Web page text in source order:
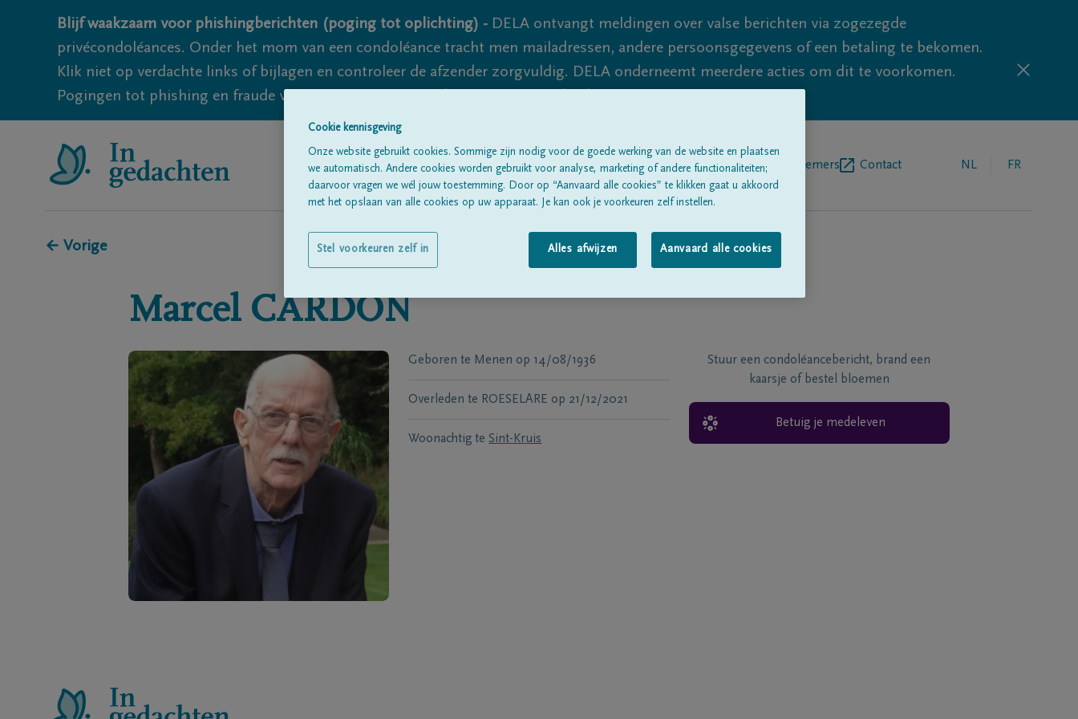
Blijf waakzaam voor phishingberichten (poging tot oplichting) - DELA ontvangt meldingen over valse berichten via zogezegde
privécondoléances. Onder het mom van een condoléance tracht men mailadressen, andere persoonsgegevens of een betaling te bekomen.
Klik niet op verdachte links of bijlagen en controleer de afzender zorgvuldig. DELA onderneemt meerdere acties om dit te voorkomen.
Pogingen tot phishing en fraude vallen echter nooit volledig uit te sluiten, dus blijf waakzaam.
Alle rouwberichtenOver onsBegrafenisondernemers Contact NL FR
← Vorige
Marcel CARDON
Geboren te Menen op 14/08/1936
Overleden te ROESELARE op 21/12/2021
Woonachtig te Sint-Kruis
Stuur een condoléancebericht, brand een
kaarsje of bestel bloemen
Betuig je medeleven
Cookie kennisgeving
Onze website gebruikt cookies. Sommige zijn nodig voor de goede werking van de website en plaatsen
we automatisch. Andere cookies worden gebruikt voor analyse, marketing of andere functionaliteiten;
daarvoor vragen we wél jouw toestemming. Door op “Aanvaard alle cookies” te klikken gaat u akkoord
met het opslaan van alle cookies op uw apparaat. Je kan ook je voorkeuren zelf instellen.
Alles afwijzen Aanvaard alle cookies
Stel voorkeuren zelf in